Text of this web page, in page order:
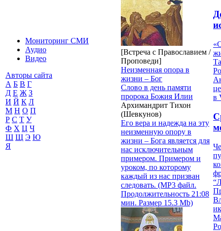
Мониторинг СМИ
Аудио
Видео
Авторы сайта
А Б В Г
Д Е Ж З
И Й К Л
М Н О П
Р С Т У
Ф Х Ц Ч
Ш Щ Э Ю
Я
[Встреча с Православием /
Проповеди]
Неизменная опора в
жизни – Бог
Слово в день памяти
пророка Божия Илии
Архимандрит Тихон
(Шевкунов)
Его вера и надежда на эту
неизменную опору в
жизни – Бога является для
нас исключительным
примером. Примером и
уроком, по которому
каждый из нас призван
следовать. (MP3 файл.
Продолжительность 21:08
мин. Размер 15.3 Mb)
в